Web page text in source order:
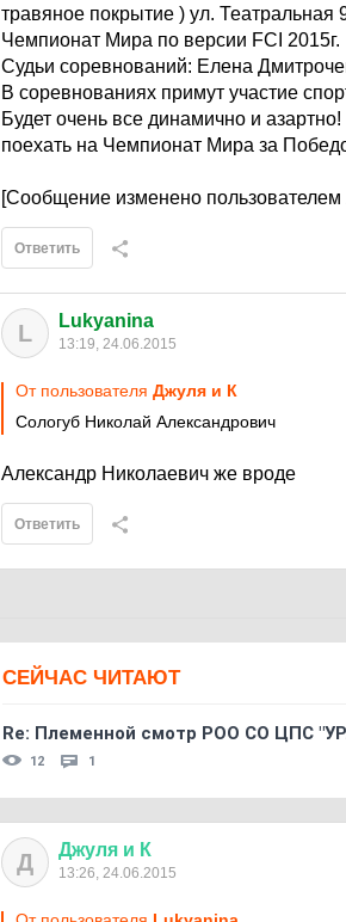
травяное покрытие ) ул.
Чемпионат Мира по версии FCI 2015г.
Судьи соревнований: Елена
В соревнованиях примут участие
Будет очень все динамично и
поехать на Чемпионат Мира за
[Сообщение изменено пользователем
Ответить
L Lukyanina
13:19, 24.06.2015
От пользователя Джуля и К
Сологуб Николай Александрович
Александр Николаевич же вроде
Ответить
СЕЙЧАС ЧИТАЮТ
Re: Племеннoй смoтр РOO CO ЦПС
12 1
Д Джуля и К
13:26, 24.06.2015